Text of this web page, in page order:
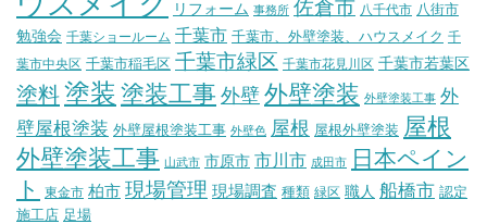
リフォーム 事務所 佐倉市 八千代市 八街市
勉強会 千葉ショールーム 千葉市 千葉市、外壁塗装、ハウスメイク 千
葉市中央区 千葉市稲毛区 千葉市緑区 千葉市花見川区 千葉市若葉区
塗料塗装 塗装工事 外壁 外壁塗装 外壁塗装工事 外
壁屋根塗装 外壁屋根塗装工事 外壁色 屋根 屋根外壁塗装 屋根
外壁塗装工事 山武市 市原市 市川市 成田市
日本ペイン
ト
東金市 柏市 現場管理 現場調査 種類 緑区 職人 船橋市 認定
施工店 足場